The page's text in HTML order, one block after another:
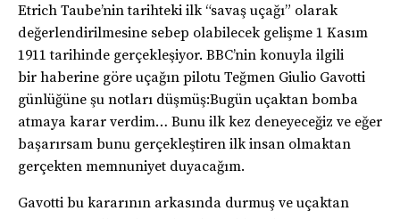
Etrich Taube’nin tarihteki ilk “savaş uçağı” olarak
değerlendirilmesine sebep olabilecek gelişme 1 Kasım
1911 tarihinde gerçekleşiyor. BBC’nin konuyla ilgili
bir haberine göre uçağın pilotu Teğmen Giulio Gavotti
günlüğüne şu notları düşmüş:Bugün uçaktan bomba
atmaya karar verdim… Bunu ilk kez deneyeceğiz ve eğer
başarırsam bunu gerçekleştiren ilk insan olmaktan
gerçekten memnuniyet duyacağım.
Gavotti bu kararının arkasında durmuş ve uçaktan